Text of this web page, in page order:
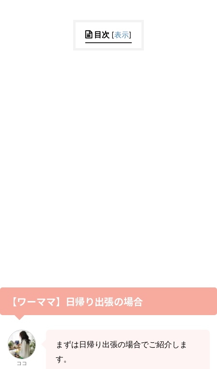
目次 [表示]
【ワーママ】日帰り出張の場合
ココ
まずは日帰り出張の場合でご紹介しま
す。